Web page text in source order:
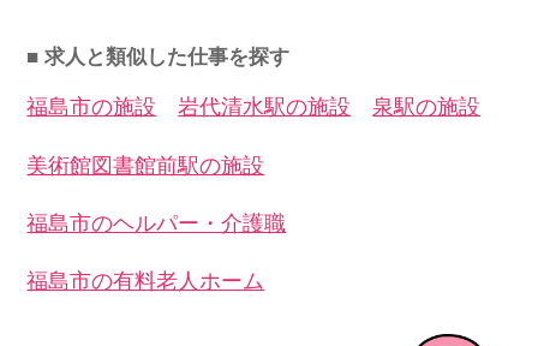
■ 求人と類似した仕事を探す
福島市の施設 岩代清水駅の施設 泉駅の施設
美術館図書館前駅の施設
福島市のヘルパー・介護職
福島市の有料老人ホーム